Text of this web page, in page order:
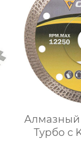
Турбо с